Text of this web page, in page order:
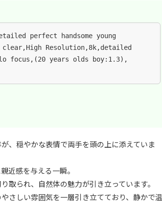
perfect handsome young
Resolution,8k,detailed
focus,(20 years olds boy:1.3),
、穏やかな表情で両手を頭の上に添えていま
近感を与える一瞬。
られ、自然体の魅力が引き立っています。
さしい雰囲気を一層引き立てており、静かで温